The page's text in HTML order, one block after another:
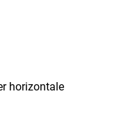
horizontale